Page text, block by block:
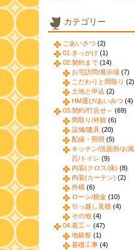
カテゴリー
ごあいさつ (2)
01.きっかけ (1)
02.契約まで (14)
お宅訪問/展示場 (7)
こだわりと間取り (2)
土地と申込 (2)
HM選び/あいみつ (4)
03.契約/打合せ～ (69)
間取り/外観 (6)
設備/建具 (20)
配線・照明 (5)
キッチン/洗面所/お風
呂/トイレ (9)
内装(クロス/床) (8)
内装(カーテン) (2)
外構 (6)
ローン/税金 (10)
引っ越し見積 (4)
その他 (4)
04.着工～ (47)
地鎮祭 (1)
基礎工事 (4)